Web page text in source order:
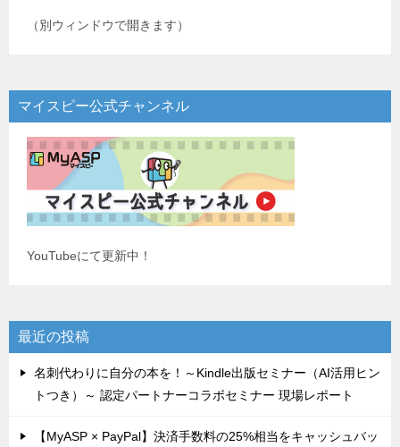
（別ウィンドウで開きます）
マイスピー公式チャンネル
YouTubeにて更新中！
最近の投稿
名刺代わりに自分の本を！～Kindle出版セミナー（AI活用ヒン
トつき）～ 認定パートナーコラボセミナー 現場レポート
【MyASP × PayPal】決済手数料の25%相当をキャッシュバッ